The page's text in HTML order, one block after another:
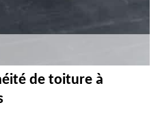
de toiture à